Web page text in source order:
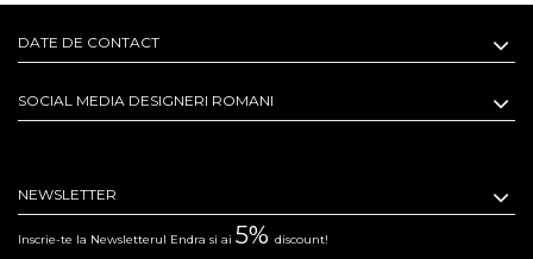
DATE DE CONTACT
SOCIAL MEDIA DESIGNERI ROMANI
NEWSLETTER
Inscrie-te la Newsletterul Endra si ai 5% discount!